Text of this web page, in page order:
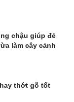
chậu giúp đẻ
làm cây cảnh
thớt gỗ tốt